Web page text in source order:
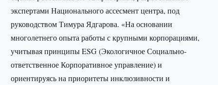
экспертами Национального ассесмент центра, под
руководством Тимура Ядгарова. «На основании
многолетнего опыта работы с крупными корпорациями,
учитывая принципы ESG (Экологичное Социально-
ответственное Корпоративное управление) и
ориентируясь на приоритеты инклюзивности и